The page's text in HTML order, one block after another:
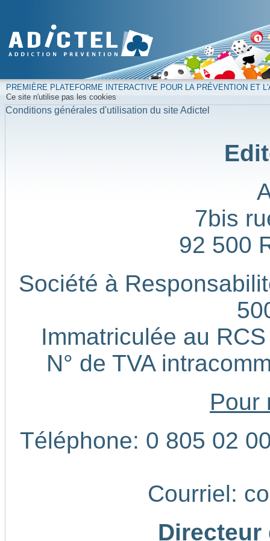
PREMIÈRE PLATEFORME INTERACTIVE POUR LA PRÉVENTION ET
Ce site n'utilise pas les cookies
Conditions générales d'utilisation du site Adictel
7bis
92 500
Société à
Immatriculée au
N° de TVA
Pour
Téléphone: 0 805 02
Courriel: